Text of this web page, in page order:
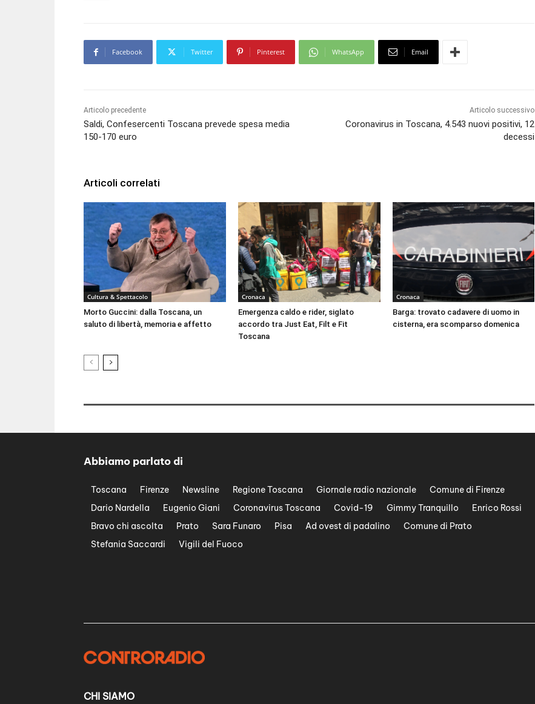
Facebook Twitter Pinterest WhatsApp Email
Articolo precedente
Saldi, Confesercenti Toscana prevede spesa media
150-170 euro
Articolo successivo
Coronavirus in Toscana, 4.543 nuovi positivi, 12
decessi
Articoli correlati
Cultura & Spettacolo
Morto Guccini: dalla Toscana, un
saluto di libertà, memoria e affetto
Cronaca
Emergenza caldo e rider, siglato
accordo tra Just Eat, Filt e Fit
Toscana
Cronaca
Barga: trovato cadavere di uomo in
cisterna, era scomparso domenica
Abbiamo parlato di
Toscana Firenze Newsline Regione Toscana Giornale radio nazionale
Comune di Firenze
Dario Nardella
Eugenio Giani Coronavirus Toscana Covid-19 Gimmy Tranquillo
Enrico Rossi
Bravo chi ascolta
Prato Sara Funaro Pisa Ad ovest di padalino
Comune di Prato
Stefania Saccardi
Vigili del Fuoco
CHI SIAMO